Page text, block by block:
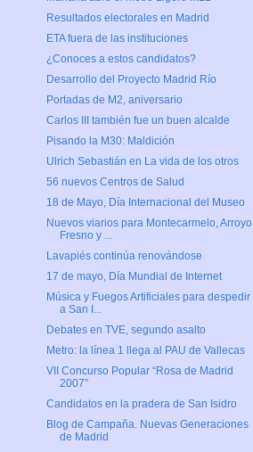
Resultados electorales en Madrid
ETA fuera de las instituciones
¿Conoces a estos candidatos?
Desarrollo del Proyecto Madrid Río
Portadas de M2, aniversario
Carlos III también fue un buen alcalde
Pisando la M30: Maldición
Ulrich Sebastián en La vida de los otros
56 nuevos Centros de Salud
18 de Mayo, Día Internacional del Museo
Nuevos viarios para Montecarmelo, Arroyo
Fresno y ...
Lavapiés continúa renovándose
17 de mayo, Día Mundial de Internet
Música y Fuegos Artificiales para despedir
a San I...
Debates en TVE, segundo asalto
Metro: la línea 1 llega al PAU de Vallecas
VII Concurso Popular “Rosa de Madrid
2007”
Candidatos en la pradera de San Isidro
Blog de Campaña. Nuevas Generaciones
de Madrid